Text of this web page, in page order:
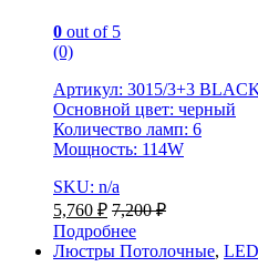
0 out of 5
(0)
Артикул: 3015/3+3
Основной цвет: черный
Количество ламп: 6
Мощность: 114W
SKU: n/a
5,760 ₽ 7,200₽
Подробнее
Люстры Потолочные,